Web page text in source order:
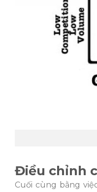
Điều chỉnh
Cuối cùng bằng